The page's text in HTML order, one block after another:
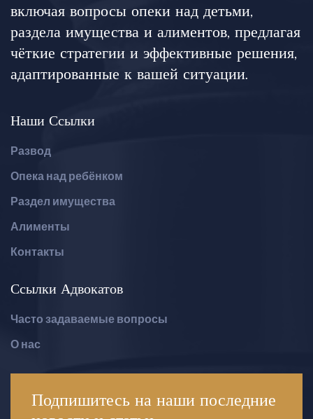
включая вопросы опеки над детьми,
раздела имущества и алиментов, предлагая
чёткие стратегии и эффективные решения,
адаптированные к вашей ситуации.
Наши Ссылки
Развод
Опека над ребёнком
Раздел имущества
Алименты
Контакты
Ссылки Адвокатов
Часто задаваемые вопросы
О нас
Подпишитесь на наши последние